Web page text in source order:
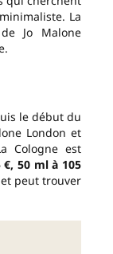
La
Jo Malone
le début du
London et
Cologne est
50 ml à 105
peut trouver